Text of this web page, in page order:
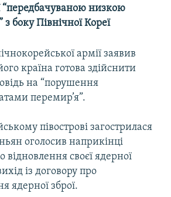
“передбачуваною низкою
боку Північної Кореї
армії заявив
країна готова здійснити
на “порушення
перемир’я”.
півострові загострилася
оголосив наприкінці
своєї ядерної
із договору про
ядерної зброї.